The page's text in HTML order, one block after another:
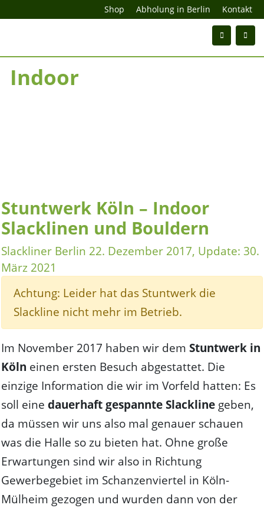
Shop Abholung in Berlin Kontakt
Indoor
Stuntwerk Köln – Indoor
Slacklinen und Bouldern
Slackliner Berlin 22. Dezember 2017, Update: 30.
März 2021
Achtung: Leider hat das Stuntwerk die
Slackline nicht mehr im Betrieb.
Im November 2017 haben wir dem Stuntwerk in
Köln einen ersten Besuch abgestattet. Die
einzige Information die wir im Vorfeld hatten: Es
soll eine dauerhaft gespannte Slackline geben,
da müssen wir uns also mal genauer schauen
was die Halle so zu bieten hat. Ohne große
Erwartungen sind wir also in Richtung
Gewerbegebiet im Schanzenviertel in Köln-
Mülheim gezogen und wurden dann von der